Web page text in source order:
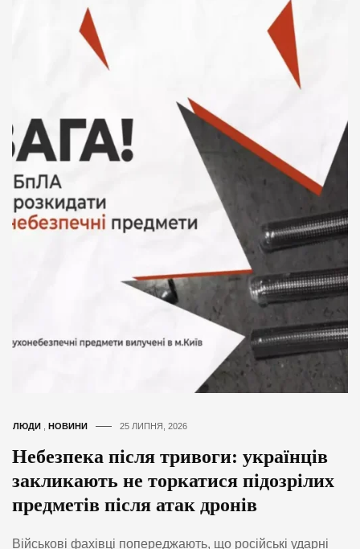
ЛЮДИ НОВИНИ 25 ЛИПНЯ, 2026
Небезпека після тривоги: українців
закликають не торкатися підозрілих
предметів після атак дронів
Військові фахівці попереджають, що російські ударні